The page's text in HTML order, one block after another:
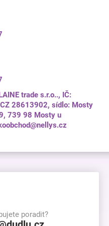
trade s.r.o.., IČ:
28613902, sídlo: Mosty
739 98 Mosty u
poradit?